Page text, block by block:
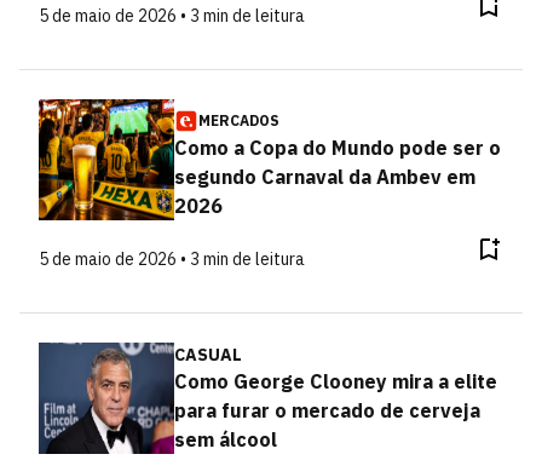
5 de maio de 2026 • 3 min de leitura
MERCADOS
Como a Copa do Mundo pode ser o
segundo Carnaval da Ambev em
2026
5 de maio de 2026 • 3 min de leitura
CASUAL
Como George Clooney mira a elite
para furar o mercado de cerveja
sem álcool